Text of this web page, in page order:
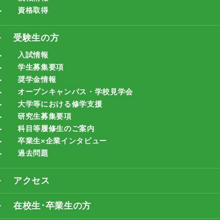
資格取得
受験生の方
入試情報
学生募集要項
奨学金情報
オープンキャンパス・学校見学会
大学等における修学支援
研究生募集要項
科目等履修生のご案内
卒業生×企業インタビュー
過去問題
アクセス
在校生･卒業生の方